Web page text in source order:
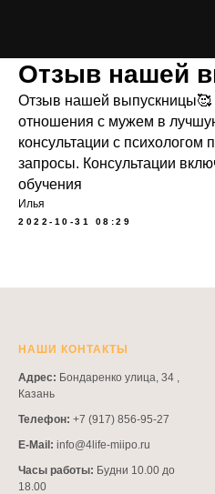
Отзыв нашей
Отзыв нашей выпускницы🥰
отношения с мужем в
консультации с психологом
запросы. Консультации
обучения
Илья
2022-10-31 08:29
НАШИ КОНТАКТЫ
Адрес: Бондаренко улица, 34 ,
Казань
Телефон: +7 (917) 856-95-27
E-Mail: info@4life-miipo.ru
Часы работы: Будни 10.00 до
18.00